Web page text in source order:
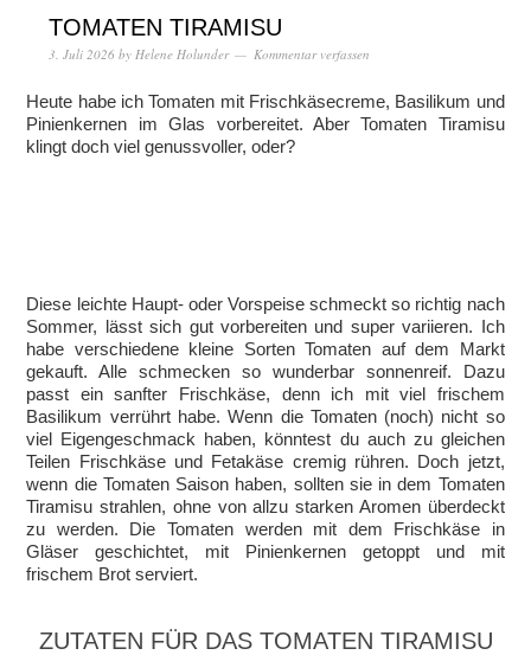
TOMATEN TIRAMISU
3. Juli 2026 by Helene Holunder Kommentar verfassen
Heute habe ich Tomaten mit Frischkäsecreme, Basilikum und
Pinienkernen im Glas vorbereitet. Aber Tomaten Tiramisu
klingt doch viel genussvoller, oder?
Diese leichte Haupt- oder Vorspeise schmeckt so richtig nach
Sommer, lässt sich gut vorbereiten und super variieren. Ich
habe verschiedene kleine Sorten Tomaten auf dem Markt
gekauft. Alle schmecken so wunderbar sonnenreif. Dazu
passt ein sanfter Frischkäse, denn ich mit viel frischem
Basilikum verrührt habe. Wenn die Tomaten (noch) nicht so
viel Eigengeschmack haben, könntest du auch zu gleichen
Teilen Frischkäse und Fetakäse cremig rühren. Doch jetzt,
wenn die Tomaten Saison haben, sollten sie in dem Tomaten
Tiramisu strahlen, ohne von allzu starken Aromen überdeckt
zu werden. Die Tomaten werden mit dem Frischkäse in
Gläser geschichtet, mit Pinienkernen getoppt und mit
frischem Brot serviert.
ZUTATEN FÜR DAS TOMATEN TIRAMISU